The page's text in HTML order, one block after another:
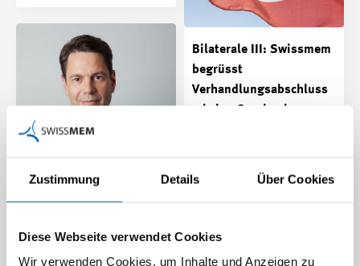
Zustimmung Details Über Cookies
Diese Webseite verwendet Cookies
Wir verwenden Cookies, um Inhalte und Anzeigen zu
Bilaterale III: Swissmem
begrüsst
Verhandlungsabschluss
– keine Geschenke an
für den bilateralen
Medienmitteilung |
«Die nächste BVG-
frühestens in zehn